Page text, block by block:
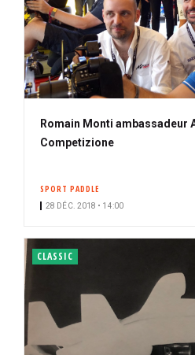
Romain Monti ambassadeur
Competizione
SPORT PADDLE
28 DÉC. 2018 • 14:00
CLASSIC